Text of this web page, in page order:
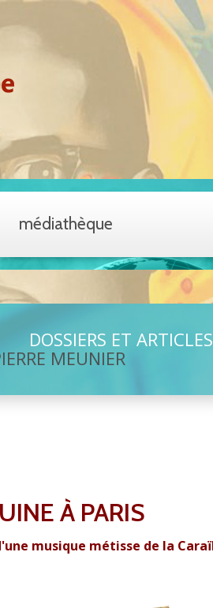
médiathèque
DOSSIERS ET ARTICLES
MEUNIER
À PARIS
musique métisse de la